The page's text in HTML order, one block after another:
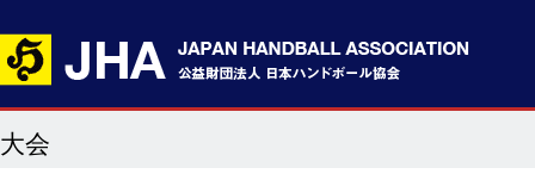
大会